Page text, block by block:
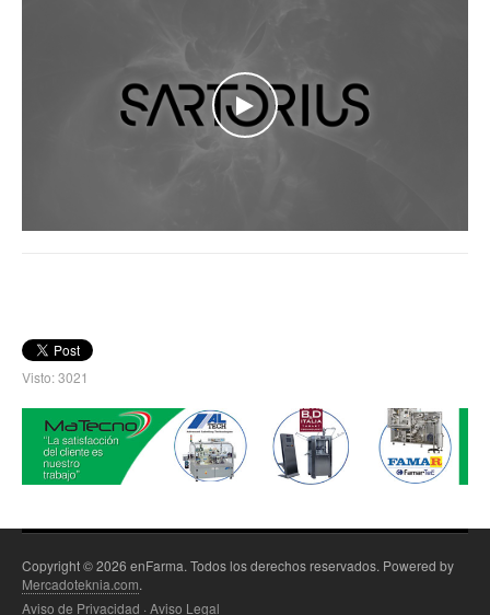
WATCH THE VIDEO
Visto: 3021
Copyright © 2026 enFarma. Todos los derechos reservados. Powered by
Mercadoteknia.com.
Aviso de Privacidad · Aviso Legal